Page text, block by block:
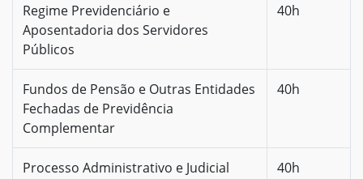
Regime Previdenciário e
Aposentadoria dos Servidores
Públicos
40h
Fundos de Pensão e Outras Entidades
Fechadas de Previdência
Complementar
40h
Processo Administrativo e Judicial
40h